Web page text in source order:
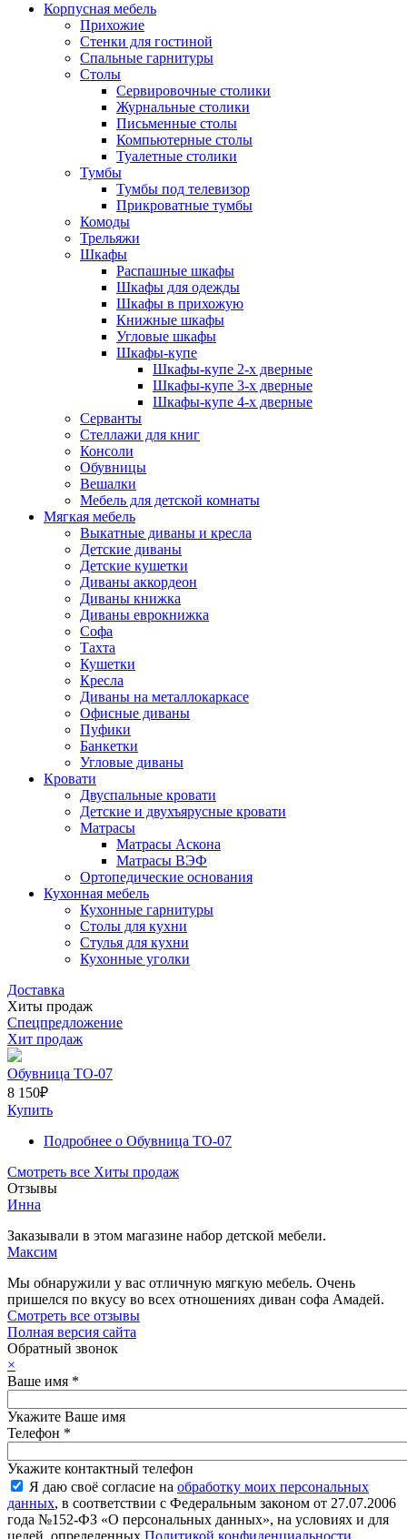
Корпусная мебель
Прихожие
Стенки для гостиной
Спальные гарнитуры
Столы
Сервировочные столики
Журнальные столики
Письменные столы
Компьютерные столы
Туалетные столики
Тумбы
Тумбы под телевизор
Прикроватные тумбы
Комоды
Трельяжи
Шкафы
Распашные шкафы
Шкафы для одежды
Шкафы в прихожую
Книжные шкафы
Угловые шкафы
Шкафы-купе
Шкафы-купе 2-x дверные
Шкафы-купе 3-х дверные
Шкафы-купе 4-х дверные
Серванты
Стеллажи для книг
Консоли
Обувницы
Вешалки
Мебель для детской комнаты
Мягкая мебель
Выкатные диваны и кресла
Детские диваны
Детские кушетки
Диваны аккордеон
Диваны книжка
Диваны еврокнижка
Софа
Тахта
Кушетки
Кресла
Диваны на металлокаркасе
Офисные диваны
Пуфики
Банкетки
Угловые диваны
Кровати
Двуспальные кровати
Детские и двухъярусные кровати
Матрасы
Матрасы Аскона
Матрасы ВЭФ
Ортопедические основания
Кухонная мебель
Кухонные гарнитуры
Столы для кухни
Стулья для кухни
Кухонные уголки
Доставка
Хиты продаж
Спецпредложение
Хит продаж
Обувница ТО-07
8 150₽
Купить
Подробнее о Обувница ТО-07
Смотреть все Хиты продаж
Отзывы
Инна
Заказывали в этом магазине набор детской мебели.
Максим
Мы обнаружили у вас отличную мягкую мебель. Очень
пришелся по вкусу во всех отношениях диван софа Амадей.
Смотреть все отзывы
Полная версия сайта
Обратный звонок
×
Ваше имя *
Укажите Ваше имя
Телефон *
Укажите контактный телефон
Я даю своё согласие на обработку моих персональных
данных, в соответствии с Федеральным законом от 27.07.2006
года №152-ФЗ «О персональных данных», на условиях и для
целей, определенных Политикой конфиденциальности